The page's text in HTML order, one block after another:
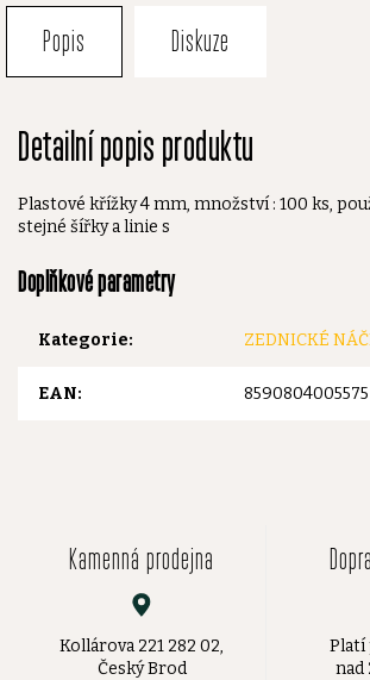
Popis Diskuze
Detailní popis produktu
Plastové křížky 4 mm, množství : 100 ks,
stejné šířky a linie s
Doplňkové parametry
Kategorie: ZEDNICKÉ
EAN: 8590804005575
Kamenná prodejna
Kollárova 221 282 02,
Český Brod
Platí
nad